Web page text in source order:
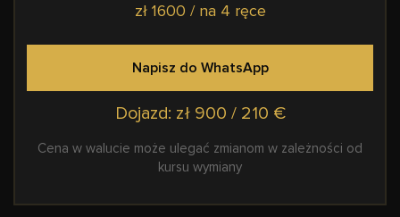
zł 1600 / na 4 ręce
Napisz do WhatsApp
Dojazd: zł 900 / 210 €
Cena w walucie może ulegać zmianom w zależności od
kursu wymiany